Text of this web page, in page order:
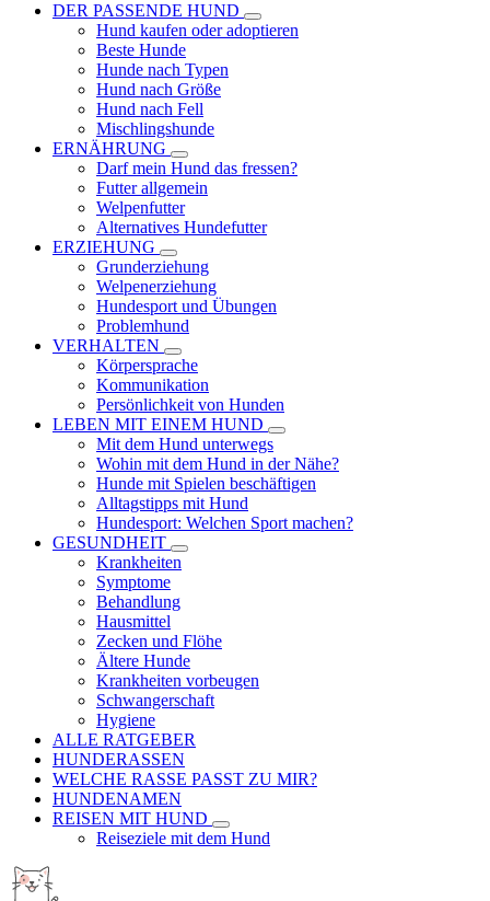
DER PASSENDE HUND
Hund kaufen oder adoptieren
Beste Hunde
Hunde nach Typen
Hund nach Größe
Hund nach Fell
Mischlingshunde
ERNÄHRUNG
Darf mein Hund das fressen?
Futter allgemein
Welpenfutter
Alternatives Hundefutter
ERZIEHUNG
Grunderziehung
Welpenerziehung
Hundesport und Übungen
Problemhund
VERHALTEN
Körpersprache
Kommunikation
Persönlichkeit von Hunden
LEBEN MIT EINEM HUND
Mit dem Hund unterwegs
Wohin mit dem Hund in der Nähe?
Hunde mit Spielen beschäftigen
Alltagstipps mit Hund
Hundesport: Welchen Sport machen?
GESUNDHEIT
Krankheiten
Symptome
Behandlung
Hausmittel
Zecken und Flöhe
Ältere Hunde
Krankheiten vorbeugen
Schwangerschaft
Hygiene
ALLE RATGEBER
HUNDERASSEN
WELCHE RASSE PASST ZU MIR?
HUNDENAMEN
REISEN MIT HUND
Reiseziele mit dem Hund